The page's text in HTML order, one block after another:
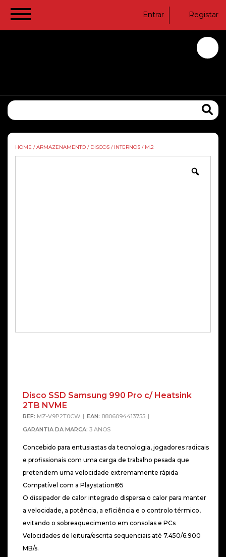
Entrar Registar
HOME / ARMAZENAMENTO / DISCOS / INTERNOS / M.2
Disco SSD Samsung 990 Pro c/ Heatsink
2TB NVME
REF: MZ-V9P2T0CW EAN: 8806094413755
GARANTIA DA MARCA: 3 ANOS
Concebido para entusiastas da tecnologia, jogadores radicais
e profissionais com uma carga de trabalho pesada que
pretendem uma velocidade extremamente rápida
Compatível com a Playstation®5
O dissipador de calor integrado dispersa o calor para manter
a velocidade, a potência, a eficiência e o controlo térmico,
evitando o sobreaquecimento em consolas e PCs
Velocidades de leitura/escrita sequenciais até 7.450/6.900
MB/s.